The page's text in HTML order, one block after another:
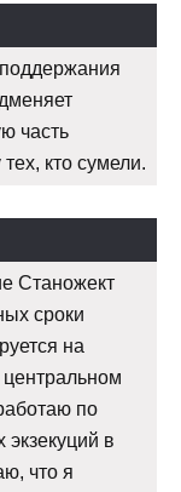
часть
кто сумели.
Станожект
сроки
на
центральном
по
экзекуций в
что я